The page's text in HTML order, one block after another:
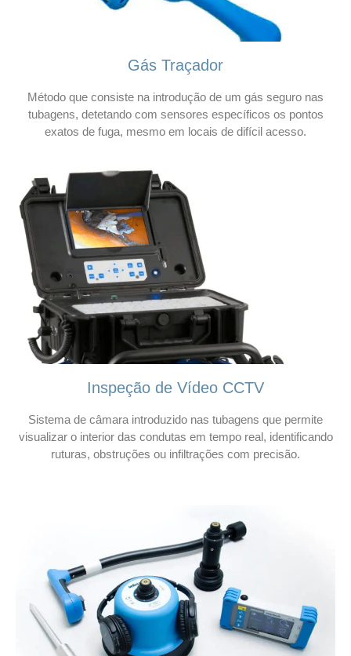
Gás Traçador
Método que consiste na introdução de um gás seguro nas
tubagens, detetando com sensores específicos os pontos
exatos de fuga, mesmo em locais de difícil acesso.
Inspeção de Vídeo CCTV
Sistema de câmara introduzido nas tubagens que permite
visualizar o interior das condutas em tempo real, identificando
ruturas, obstruções ou infiltrações com precisão.